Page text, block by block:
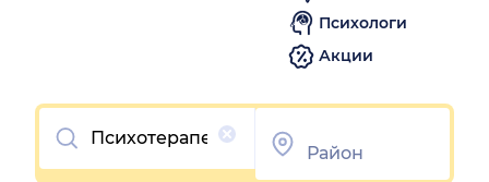
Психологи
Акции
Очистить